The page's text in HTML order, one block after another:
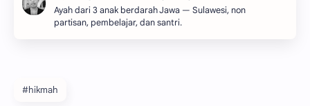
Ayah dari 3 anak berdarah Jawa — Sulawesi, non
partisan, pembelajar, dan santri.
#hikmah